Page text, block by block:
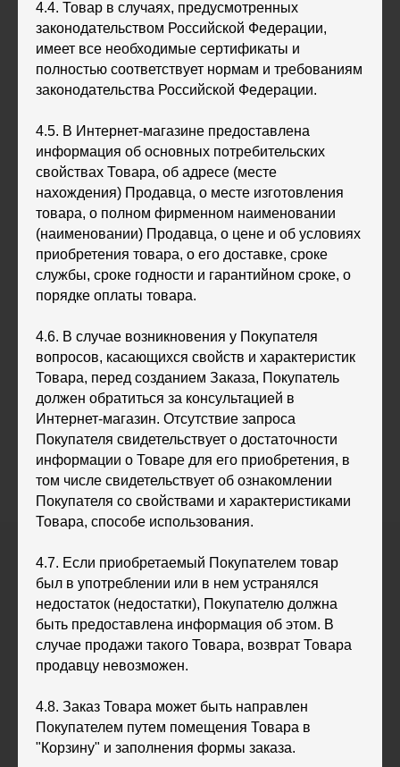
4.4. Товар в случаях, предусмотренных
законодательством Российской Федерации,
имеет все необходимые сертификаты и
полностью соответствует нормам и требованиям
законодательства Российской Федерации.
4.5. В Интернет-магазине предоставлена
информация об основных потребительских
свойствах Товара, об адресе (месте
нахождения) Продавца, о месте изготовления
товара, о полном фирменном наименовании
(наименовании) Продавца, о цене и об условиях
приобретения товара, о его доставке, сроке
службы, сроке годности и гарантийном сроке, о
порядке оплаты товара.
4.6. В случае возникновения у Покупателя
вопросов, касающихся свойств и характеристик
Товара, перед созданием Заказа, Покупатель
должен обратиться за консультацией в
Интернет-магазин. Отсутствие запроса
Покупателя свидетельствует о достаточности
информации о Товаре для его приобретения, в
том числе свидетельствует об ознакомлении
Покупателя со свойствами и характеристиками
Товара, способе использования.
4.7. Если приобретаемый Покупателем товар
был в употреблении или в нем устранялся
недостаток (недостатки), Покупателю должна
быть предоставлена информация об этом. В
случае продажи такого Товара, возврат Товара
продавцу невозможен.
4.8. Заказ Товара может быть направлен
Покупателем путем помещения Товара в
"Корзину" и заполнения формы заказа.